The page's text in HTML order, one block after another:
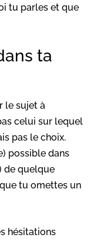
tu parles et que
ta
le sujet à
celui sur lequel
pas le choix.
possible dans
de quelque
tu omettes un
hésitations